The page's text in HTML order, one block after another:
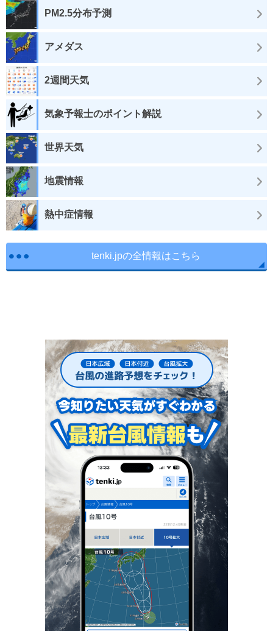
PM2.5分布予測
アメダス
2週間天気
気象予報士のポイント解説
世界天気
地震情報
熱中症情報
tenki.jpの全情報はこちら